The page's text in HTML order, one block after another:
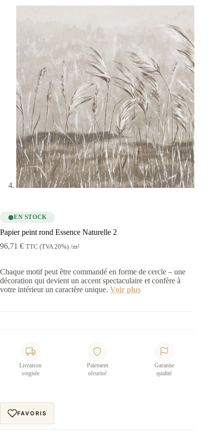
EN STOCK
Papier peint rond Essence Naturelle 2
96,71 € TTC (TVA 20%) /m²
Chaque motif peut être commandé en forme de cercle – une
décoration qui devient un accent spectaculaire et confère à
votre intérieur un caractère unique. Voir plus
Livraison
soignée
Paiement
sécurisé
Garantie
qualité
FAVORIS